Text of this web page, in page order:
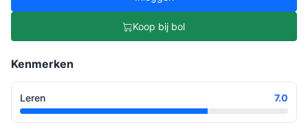
Koop bij bol
Kenmerken
Leren 7.0